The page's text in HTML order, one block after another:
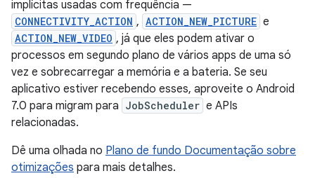
implícitas usadas com frequência —
CONNECTIVITY_ACTION , ACTION_NEW_PICTURE e
ACTION_NEW_VIDEO , já que eles podem ativar o
processos em segundo plano de vários apps de uma só
vez e sobrecarregar a memória e a bateria. Se seu
aplicativo estiver recebendo esses, aproveite o Android
7.0 para migram para JobScheduler e APIs
relacionadas.
Dê uma olhada no Plano de fundo Documentação sobre
otimizações para mais detalhes.